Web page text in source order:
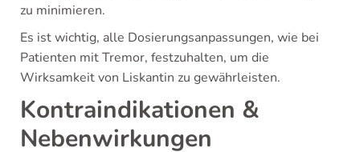
zu minimieren.
Es ist wichtig, alle Dosierungsanpassungen, wie bei
Patienten mit Tremor, festzuhalten, um die
Wirksamkeit von Liskantin zu gewährleisten.
Kontraindikationen &
Nebenwirkungen